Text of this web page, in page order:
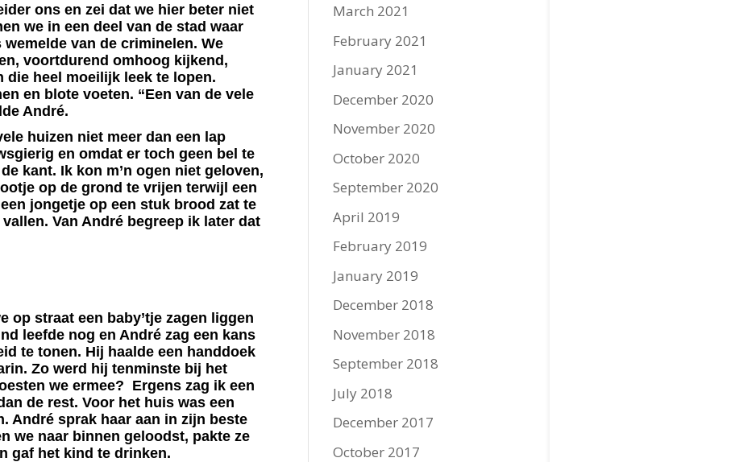
ons en zei dat we hier beter niet
we in een deel van de stad waar
van de criminelen. We
voortdurend omhoog kijkend,
die heel moeilijk leek te lopen.
en blote voeten. “Een van de vele
André.
huizen niet meer dan een lap
en omdat er toch geen bel te
kant. Ik kon m’n ogen niet geloven,
op de grond te vrijen terwijl een
jongetje op een stuk brood zat te
Van André begreep ik later dat
op straat een baby’tje zagen liggen
leefde nog en André zag een kans
te tonen. Hij haalde een handdoek
Zo werd hij tenminste bij het
we ermee? Ergens zag ik een
de rest. Voor het huis was een
André sprak haar aan in zijn beste
we naar binnen geloodst, pakte ze
gaf het kind te drinken.
March 2021
February 2021
January 2021
December 2020
November 2020
October 2020
September 2020
April 2019
February 2019
January 2019
December 2018
November 2018
September 2018
July 2018
December 2017
October 2017